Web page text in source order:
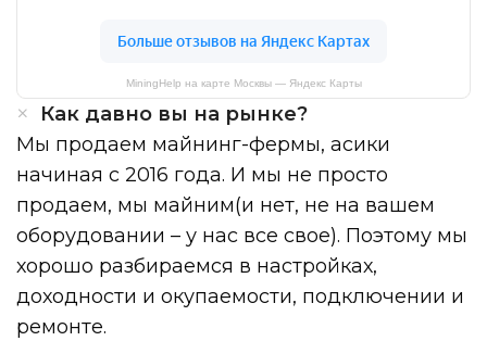
MiningHelp на карте Москвы — Яндекс Карты
Как давно вы на рынке?
Мы продаем майнинг-фермы, асики
начиная с 2016 года. И мы не просто
продаем, мы майним(и нет, не на вашем
оборудовании – у нас все свое). Поэтому мы
хорошо разбираемся в настройках,
доходности и окупаемости, подключении и
ремонте.